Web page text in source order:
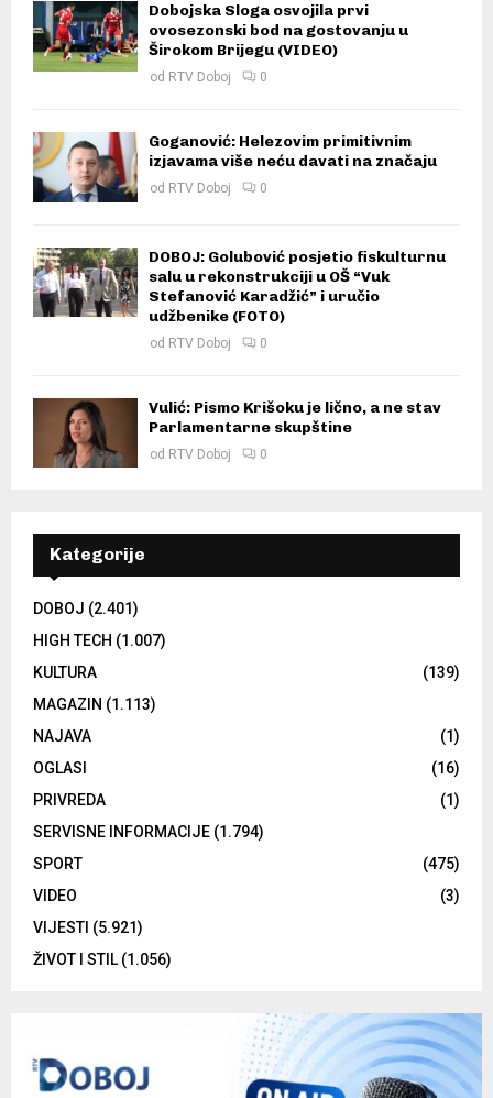
Dobojska Sloga osvojila prvi
ovosezonski bod na gostovanju u
Širokom Brijegu (VIDEO)
od RTV Doboj 0
Goganović: Helezovim primitivnim
izjavama više neću davati na značaju
od RTV Doboj 0
DOBOJ: Golubović posjetio fiskulturnu
salu u rekonstrukciji u OŠ “Vuk
Stefanović Karadžić” i uručio
udžbenike (FOTO)
od RTV Doboj 0
Vulić: Pismo Krišoku je lično, a ne stav
Parlamentarne skupštine
od RTV Doboj 0
Kategorije
DOBOJ (2.401)
HIGH TECH (1.007)
KULTURA
(139)
MAGAZIN (1.113)
NAJAVA
(1)
OGLASI
(16)
PRIVREDA
(1)
SERVISNE INFORMACIJE (1.794)
SPORT
(475)
VIDEO
(3)
VIJESTI (5.921)
ŽIVOT I STIL (1.056)